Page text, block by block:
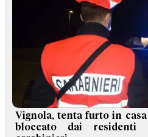
Vignola, tenta furto in
bloccato dai residenti